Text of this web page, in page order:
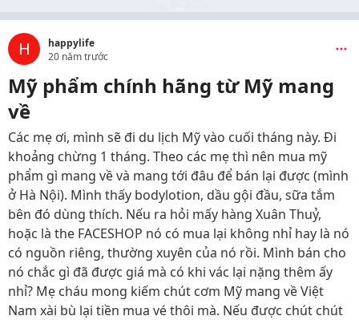
H
happylife
20 năm trước
Mỹ phẩm chính hãng từ Mỹ mang
về
Các mẹ ơi, mình sẽ đi du lịch Mỹ vào cuối tháng này. Đi
khoảng chừng 1 tháng. Theo các mẹ thì nên mua mỹ
phẩm gì mang về và mang tới đâu để bán lại được (mình
ở Hà Nội). Mình thấy bodylotion, dầu gội đầu, sữa tắm
bên đó dùng thích. Nếu ra hỏi mấy hàng Xuân Thuỷ,
hoặc là the FACESHOP nó có mua lại không nhỉ hay là nó
có nguồn riêng, thường xuyên của nó rồi. Mình bán cho
nó chắc gì đã được giá mà có khi vác lại nặng thêm ấy
nhỉ? Mẹ cháu mong kiếm chút cơm Mỹ mang về Việt
Nam xài bù lại tiền mua vé thôi mà. Nếu được chút chút